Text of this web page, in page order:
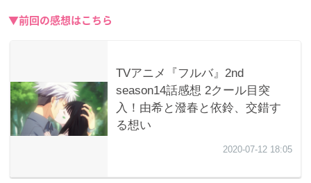
▼前回の感想はこちら